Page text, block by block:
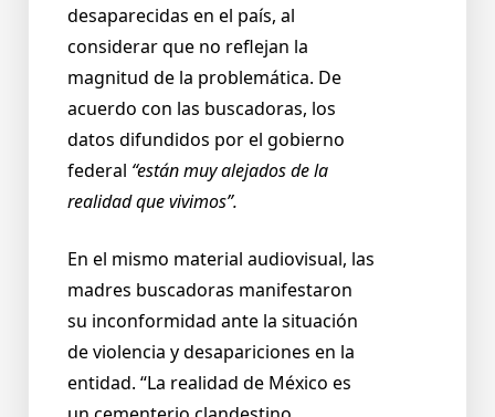
desaparecidas en el país, al
considerar que no reflejan la
magnitud de la problemática. De
acuerdo con las buscadoras, los
datos difundidos por el gobierno
federal “están muy alejados de la
realidad que vivimos”.
En el mismo material audiovisual, las
madres buscadoras manifestaron
su inconformidad ante la situación
de violencia y desapariciones en la
entidad. “La realidad de México es